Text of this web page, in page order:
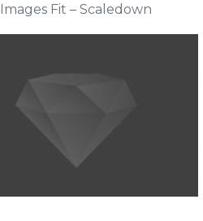
Images Fit – Scaledown